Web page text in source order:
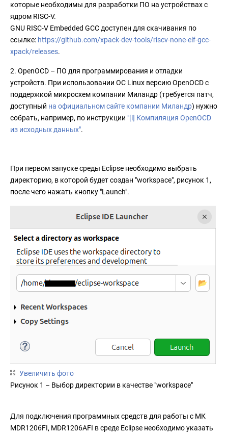
которые необходимы для разработки ПО на устройствах с
ядром RISC-V.
GNU RISC-V Embedded GCC доступен для скачивания по
ссылке: https://github.com/xpack-dev-tools/riscv-none-elf-gcc-
xpack/releases.
2. OpenOCD – ПО для программирования и отладки
устройств. При использовании ОС Linux версию OpenOCD с
поддержкой микросхем компании Миландр (требуется патч,
доступный на официальном сайте компании Миландр) нужно
собрать, например, по инструкции "[i] Компиляция OpenOCD
из исходных данных".
При первом запуске среды Eclipse необходимо выбрать
директорию, в которой будет создан "workspace", рисунок 1,
после чего нажать кнопку "Launch".
Увеличить фото
Рисунок 1 – Выбор директории в качестве "workspace"
Для подключения программных средств для работы с МК
MDR1206FI, MDR1206AFI в среде Eclipse необходимо указать